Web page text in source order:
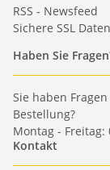
RSS - Newsfeed
Sichere SSL
Haben Sie
Sie haben
Bestellung?
Montag - Freitag:
Kontakt